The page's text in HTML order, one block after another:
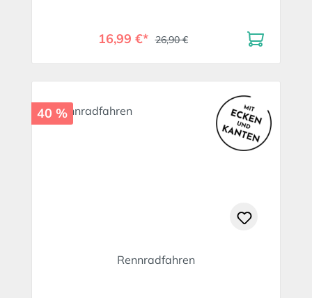
16,99 €* 26,90 €
40 %
Rennradfahren